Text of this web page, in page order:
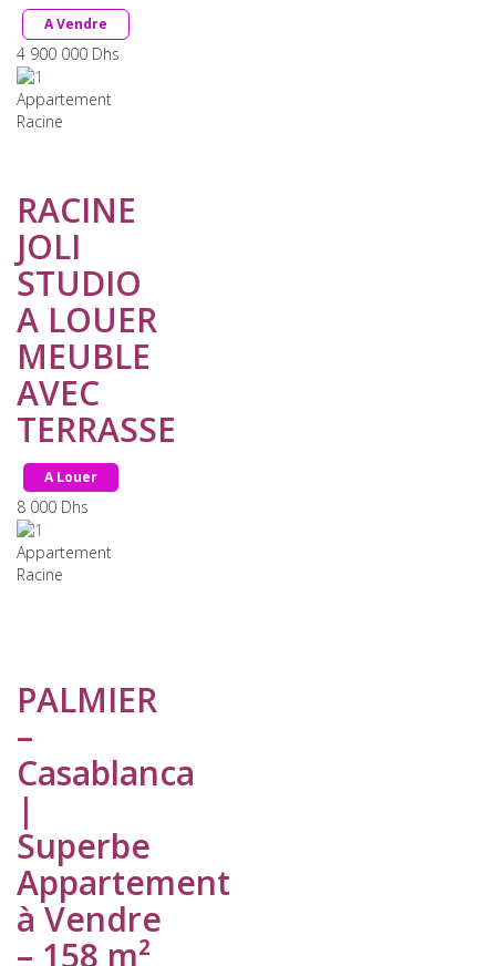
A Vendre
4 900 000 Dhs
Appartement
Racine
RACINE
JOLI
STUDIO
A LOUER
MEUBLE
AVEC
TERRASSE
A Louer
8 000 Dhs
Appartement
Racine
PALMIER
–
Casablanca
|
Superbe
Appartement
à Vendre
– 158 m²